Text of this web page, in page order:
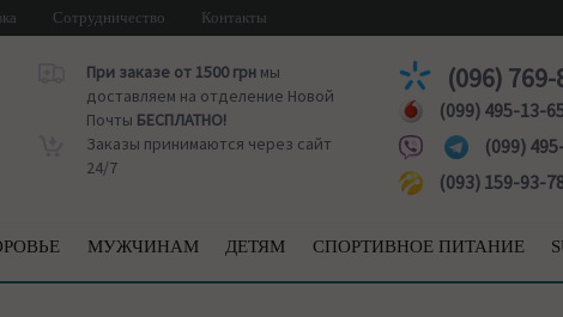
Сотрудничество Контакты
При заказе от 1500 грнмы
доставляем на отделение Новой
Почты БЕСПЛАТНО!
Заказы принимаются через сайт
24/7
(096)
(099) 495-13-
(099)
(093) 159-93-
МУЖЧИНАМ ДЕТЯМ СПОРТИВНОЕ ПИТАНИЕ